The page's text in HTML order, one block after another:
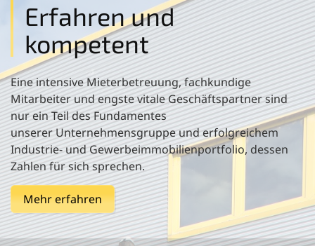
Erfahren und
kompetent
Eine intensive Mieterbetreuung, fachkundige
Mitarbeiter und engste vitale Geschäftspartner sind
nur ein Teil des Fundamentes
unserer Unternehmensgruppe und erfolgreichem
Industrie- und Gewerbeimmobilienportfolio, dessen
Zahlen für sich sprechen.
Mehr erfahren